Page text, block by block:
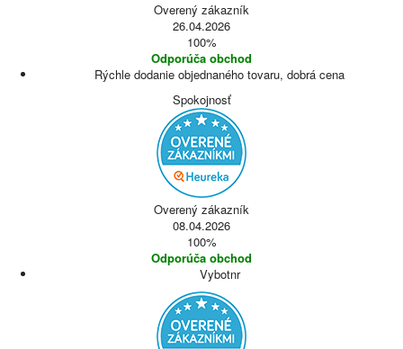
Overený zákazník
26.04.2026
100%
Odporúča obchod
Rýchle dodanie objednaného tovaru, dobrá cena
Spokojnosť
Overený zákazník
08.04.2026
100%
Odporúča obchod
Vybotnr